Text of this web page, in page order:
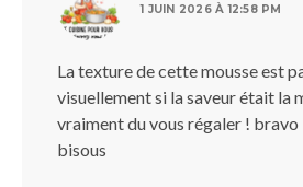
1 JUIN 2026 À 12:58 PM
La texture de cette mousse est
visuellement si la saveur était la
vraiment du vous régaler ! bravo
bisous